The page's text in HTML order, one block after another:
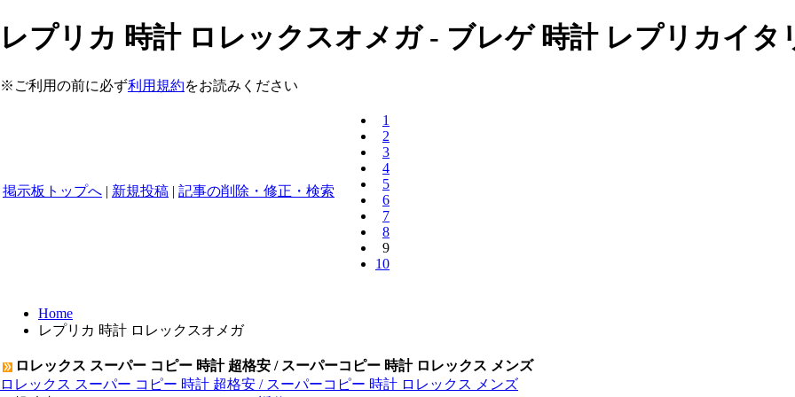
レプリカ 時計 ロレックスオメガ - ブレゲ 時計 レプリカイタ
※ご利用の前に必ず利用規約をお読みください
掲示板トップへ | 新規投稿 | 記事の削除・修正・検索
1
2
3
4
5
6
7
8
9
10
Home
レプリカ 時計 ロレックスオメガ
ロレックス スーパー コピー 時計 超格安 / スーパーコピー 時計 ロレックス メンズ
ロレックス スーパー コピー 時計 超格安 / スーパーコピー 時計 ロレックス メンズ